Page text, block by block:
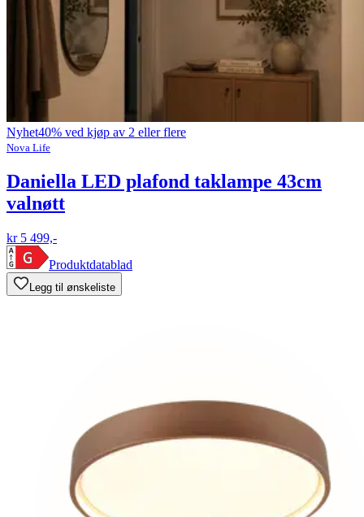
Nyhet40% ved kjøp av 2 eller flere
Nova Life
Daniella LED plafond taklampe 43cm
valnøtt
kr 5 499,-
Produktdatablad
Legg til ønskeliste